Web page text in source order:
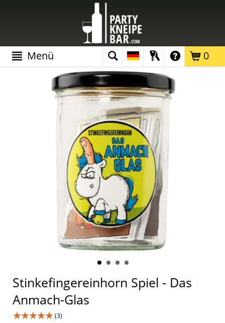
0
Menü
Stinkefingereinhorn Spiel - Das
Anmach-Glas
★★★★★ (3)